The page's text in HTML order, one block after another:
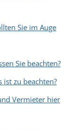
Sie im Auge
Sie beachten?
ist zu beachten?
Vermieter hier